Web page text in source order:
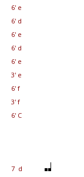
6' e
6' d
6' e
6' d
6' e
3' e
6' f
3' f
6' C
7 d